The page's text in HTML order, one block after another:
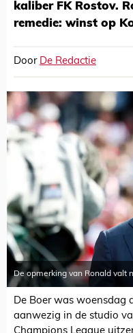
kaliber FK Rostov.
remedie: winst op
Door De Redactie
De opmerking van Ronald valt
De Boer was woensdag
aanwezig in de studio